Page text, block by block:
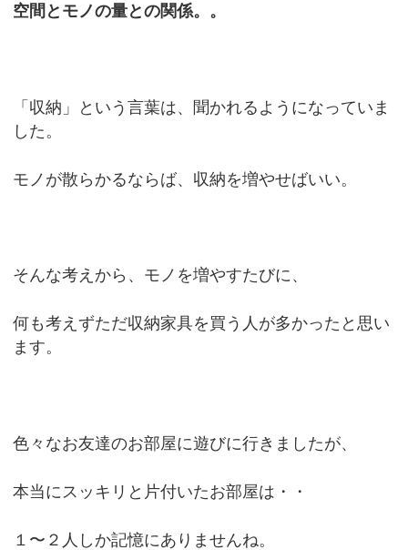
空間とモノの量との関係。。
「収納」という言葉は、聞かれるようになっていま
した。
モノが散らかるならば、収納を増やせばいい。
そんな考えから、モノを増やすたびに、
何も考えずただ収納家具を買う人が多かったと思い
ます。
色々なお友達のお部屋に遊びに行きましたが、
本当にスッキリと片付いたお部屋は・・
１〜２人しか記憶にありませんね。